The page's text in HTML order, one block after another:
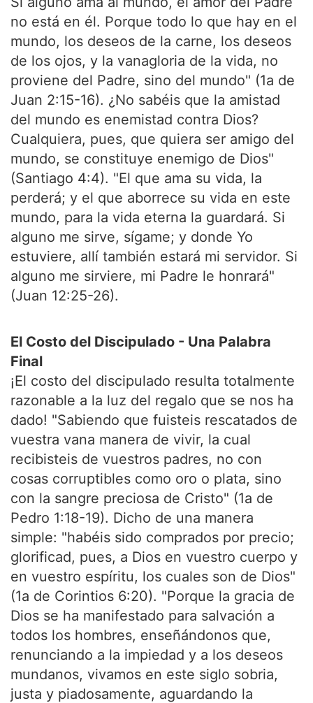
no está en él. Porque todo lo que hay en el
mundo, los deseos de la carne, los deseos
de los ojos, y la vanagloria de la vida, no
proviene del Padre, sino del mundo" (1a de
Juan 2:15-16). ¿No sabéis que la amistad
del mundo es enemistad contra Dios?
Cualquiera, pues, que quiera ser amigo del
mundo, se constituye enemigo de Dios"
(Santiago 4:4). "El que ama su vida, la
perderá; y el que aborrece su vida en este
mundo, para la vida eterna la guardará. Si
alguno me sirve, sígame; y donde Yo
estuviere, allí también estará mi servidor. Si
alguno me sirviere, mi Padre le honrará"
(Juan 12:25-26).
El Costo del Discipulado - Una Palabra
Final
¡El costo del discipulado resulta totalmente
razonable a la luz del regalo que se nos ha
dado! "Sabiendo que fuisteis rescatados de
vuestra vana manera de vivir, la cual
recibisteis de vuestros padres, no con
cosas corruptibles como oro o plata, sino
con la sangre preciosa de Cristo" (1a de
Pedro 1:18-19). Dicho de una manera
simple: "habéis sido comprados por precio;
glorificad, pues, a Dios en vuestro cuerpo y
en vuestro espíritu, los cuales son de Dios"
(1a de Corintios 6:20). "Porque la gracia de
Dios se ha manifestado para salvación a
todos los hombres, enseñándonos que,
renunciando a la impiedad y a los deseos
mundanos, vivamos en este siglo sobria,
justa y piadosamente, aguardando la